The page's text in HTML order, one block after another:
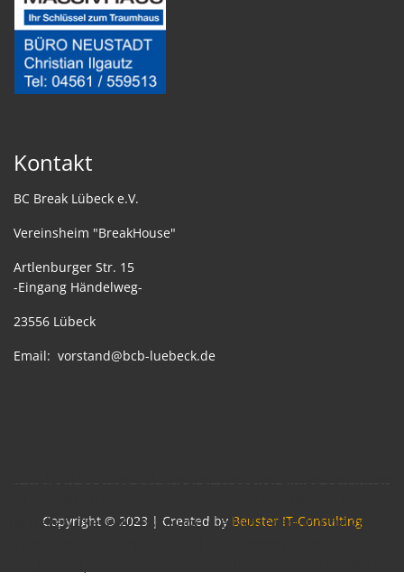
Kontakt
BC Break Lübeck e.V.
Vereinsheim "BreakHouse"
Artlenburger Str. 15
-Eingang Händelweg-
23556 Lübeck
Email: vorstand@bcb-luebeck.de
Copyright © 2023 | Created by Beuster IT-Consulting
uns helfen, diese Website und die Nutzererfahrung zu